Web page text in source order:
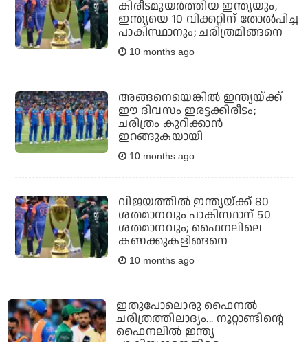
കിരീടമുയര്‍ത്തിയ ഇന്ത്യയും,
ഇന്ത്യയെ 10 വിക്കറ്റിന് തോല്‍പിച്ച
പാകിസ്ഥാനും; ചരിത്രമിങ്ങനെ
10 months ago
അങ്ങനെയെങ്കില്‍ ഇന്ത്യയ്ക്ക്
ഈ ദിവസം ഇരട്ടക്കിരീടം;
ചരിത്രം കുറിക്കാന്‍
ഇറങ്ങുകയായി
10 months ago
വിജയത്തില്‍ ഇന്ത്യയ്ക്ക് 80
ശതമാനവും പാകിസ്ഥാന് 50
ശതമാനവും; ഫൈനലിലെ
കണക്കുകളിങ്ങനെ
10 months ago
ഇതുപോലൊരു ഫൈനല്‍
ചരിത്രത്തിലാദ്യം... നൂറ്റാണ്ടിന്റെ
ഫൈനലില്‍ ഇന്ത്യ